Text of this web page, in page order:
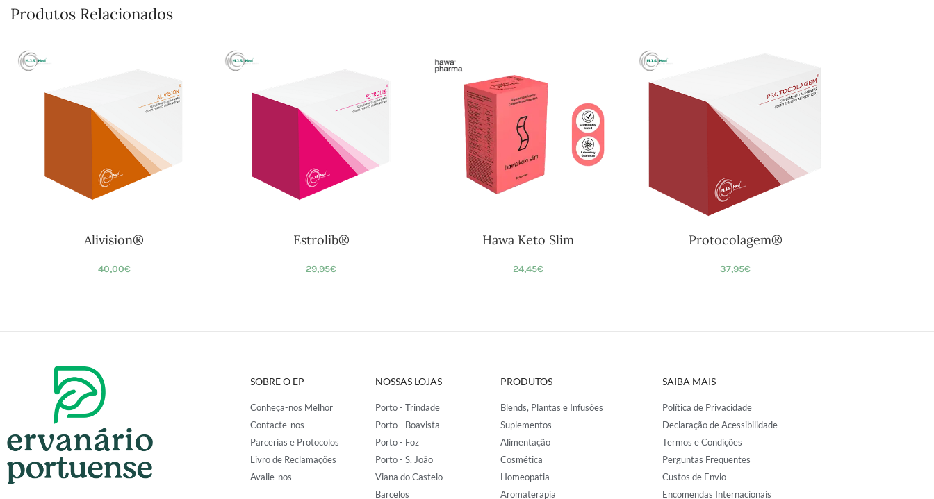
Produtos Relacionados
Alivision®
40,00€
Estrolib®
29,95€
Hawa Keto Slim
24,45€
Protocolagem®
37,95€
SOBRE O EP
Conheça-nos Melhor
Contacte-nos
Parcerias e Protocolos
Livro de Reclamações
Avalie-nos
NOSSAS LOJAS
Porto - Trindade
Porto - Boavista
Porto - Foz
Porto - S. João
Viana do Castelo
Barcelos
PRODUTOS
Blends, Plantas e Infusões
Suplementos
Alimentação
Cosmética
Homeopatia
Aromaterapia
SAIBA MAIS
Política de Privacidade
Declaração de Acessibilidade
Termos e Condições
Perguntas Frequentes
Custos de Envio
Encomendas Internacionais